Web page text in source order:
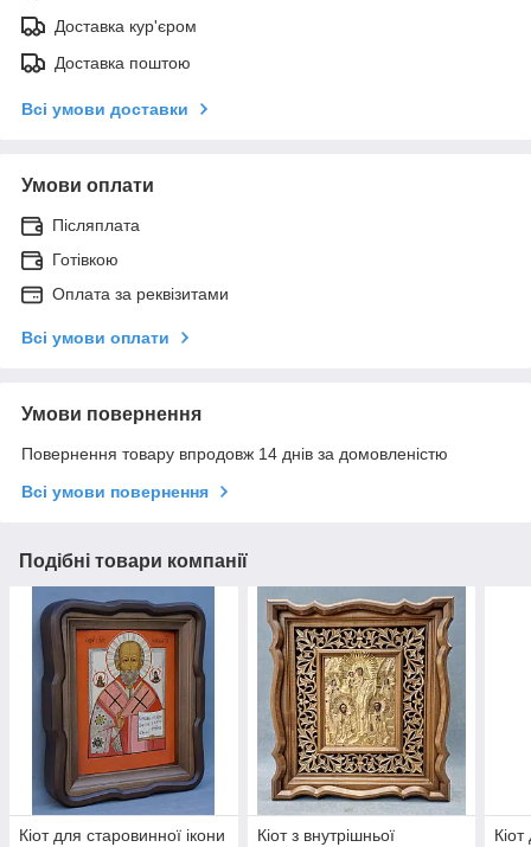
Доставка кур'єром
Доставка поштою
Всі умови доставки
Умови оплати
Післяплата
Готівкою
Оплата за реквізитами
Всі умови оплати
Умови повернення
Повернення товару впродовж 14 днів за домовленістю
Всі умови повернення
Подібні товари компанії
Кіот для старовинної ікони
Кіот з внутрішньої